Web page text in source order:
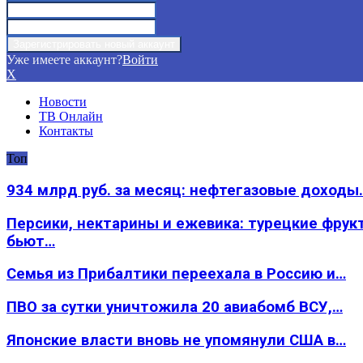
Уже имеете аккаунт?Войти
X
Новости
ТВ Онлайн
Контакты
Топ
934 млрд руб. за месяц: нефтегазовые
Персики, нектарины и ежевика: турецкие
бьют…
Семья из Прибалтики переехала в Россию и…
ПВО за сутки уничтожила 20 авиабомб ВСУ,…
Японские власти вновь не упомянули США в…